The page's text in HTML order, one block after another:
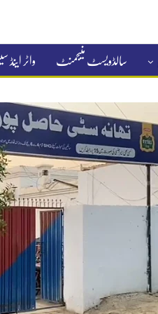
سالڈویسٹ منیجمنٹ واٹر اینڈ